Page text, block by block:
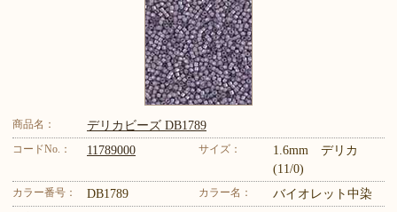
商品名： デリカビーズ DB1789
コードNo.： 11789000 サイズ：
1.6mm デリカ
(11/0)
カラー番号： DB1789 カラー名： バイオレット中染